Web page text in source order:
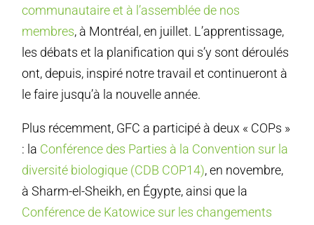
communautaire et à l’assemblée de nos
membres, à Montréal, en juillet. L’apprentissage,
les débats et la planification qui s’y sont déroulés
ont, depuis, inspiré notre travail et continueront à
le faire jusqu’à la nouvelle année.
Plus récemment, GFC a participé à deux « COPs »
: la Conférence des Parties à la Convention sur la
diversité biologique (CDB COP14), en novembre,
à Sharm-el-Sheikh, en Égypte, ainsi que la
Conférence de Katowice sur les changements